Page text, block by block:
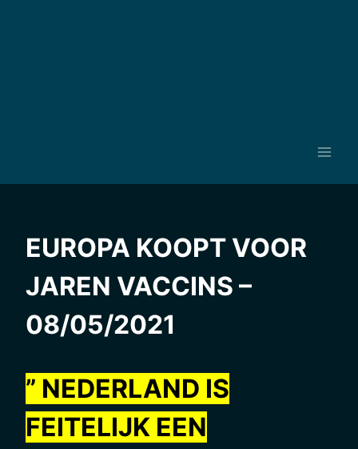
EUROPA KOOPT VOOR
JAREN VACCINS –
08/05/2021
” NEDERLAND IS
FEITELIJK EEN